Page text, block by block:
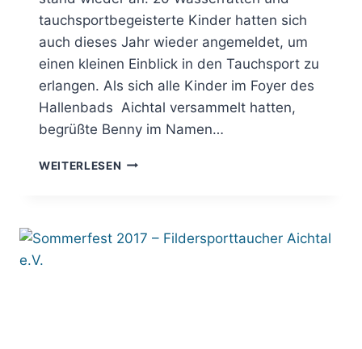
tauchsportbegeisterte Kinder hatten sich
auch dieses Jahr wieder angemeldet, um
einen kleinen Einblick in den Tauchsport zu
erlangen. Als sich alle Kinder im Foyer des
Hallenbads Aichtal versammelt hatten,
begrüßte Benny im Namen…
WEITERLESEN SCHNUPPERTAUCHEN